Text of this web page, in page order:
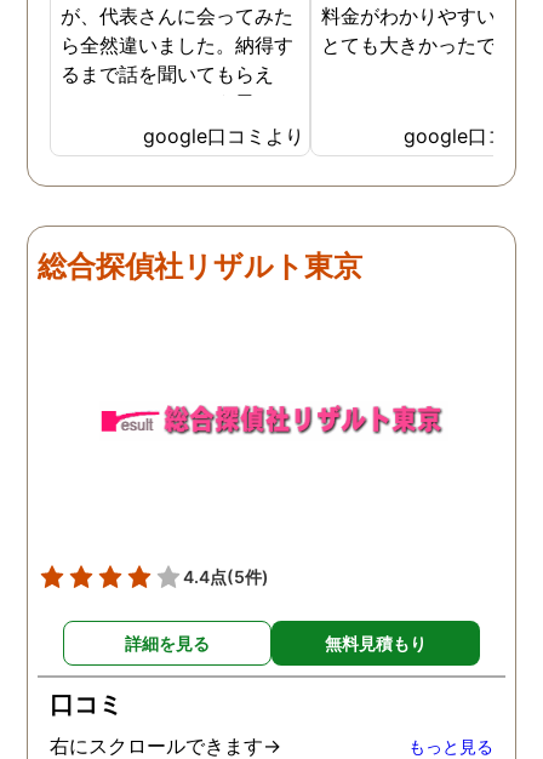
が、代表さんに会ってみた
ら全然違いました。納得す
るまで話を聞いてもらえ
て、ここならという思いで
依頼しました。代表さんが
私と一緒に戦ってくれてる
感じがして、心強かったで
現在離婚調停中です。弁護
士さんも紹介してもらえて
google口コミより
料金がわかりやすいこと
とても大きかったです。
google口コミ
総合探偵社リザルト東京
4.4点(5件)
詳細を見る 無料見積もり
口コミ
右にスクロールできます→ もっと見る